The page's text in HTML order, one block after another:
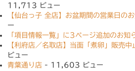
11,713 ビュー
【仙台っ子 全店】お盆期間の営業日の
ー
「項目情報一覧」に3ページ追加のお知
【利府店／名取店】当面「煮卵」販売中
ビュー
青葉通り店 - 11,603 ビュー